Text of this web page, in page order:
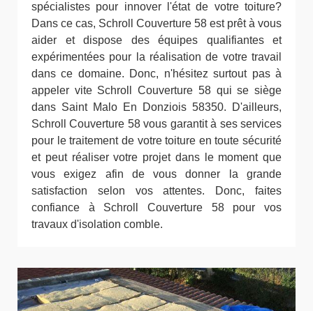
spécialistes pour innover l'état de votre toiture?
Dans ce cas, Schroll Couverture 58 est prêt à vous
aider et dispose des équipes qualifiantes et
expérimentées pour la réalisation de votre travail
dans ce domaine. Donc, n'hésitez surtout pas à
appeler vite Schroll Couverture 58 qui se siège
dans Saint Malo En Donziois 58350. D'ailleurs,
Schroll Couverture 58 vous garantit à ses services
pour le traitement de votre toiture en toute sécurité
et peut réaliser votre projet dans le moment que
vous exigez afin de vous donner la grande
satisfaction selon vos attentes. Donc, faites
confiance à Schroll Couverture 58 pour vos
travaux d'isolation comble.